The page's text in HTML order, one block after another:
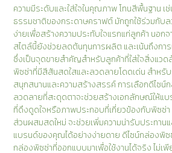
ความมีระดับและใส่ใจในคุณภาพ โทนสีพื้นฐาน เ
ธรรมชาติของกระดาษคราฟต์ มักถูกใช้ร่วมกับ
ง่ายเพื่อสร้างความประทับใจแรกแก่ลูกค้า นอก
สไตล์นี้ยังช่วยลดต้นทุนการผลิต และเน้นถึงกา
ซึ่งเป็นจุดขายสำคัญสำหรับลูกค้าที่ใส่ใจสิ่งแว
พิซซ่าที่มีสีสันสดใสและลวดลายโดดเด่น สำหรั
สนุกสนานและความสร้างสรรค์ การเลือกดีไซ
ลวดลายที่สะดุดตาจะช่วยสร้างเอกลักษณ์ให้แ
ที่ดึงดูดใจหรือภาพประกอบที่เกี่ยวข้องกับพิซซ่
ส่วนผสมสดใหม่ จะช่วยเพิ่มความน่ารับประทาน
แบรนด์ของคุณได้อย่างง่ายดาย ดีไซน์กล่องพิซ
กล่องพิซซ่าที่ออกแบบมาเพื่อใช้งานได้จริง ไม่เ